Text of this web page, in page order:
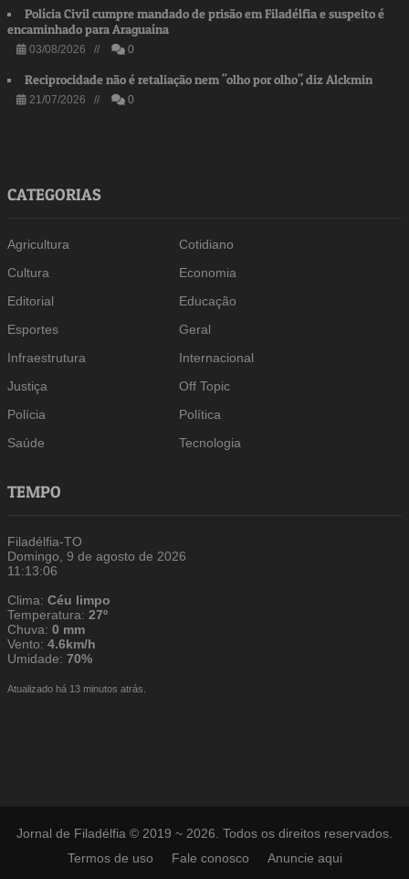
Polícia Civil cumpre mandado de prisão em Filadélfia e suspeito é
encaminhado para Araguaína
03/08/2026 // 0
Reciprocidade não é retaliação nem "olho por olho", diz Alckmin
21/07/2026 // 0
CATEGORIAS
Agricultura
Cotidiano
Cultura
Economia
Editorial
Educação
Esportes
Geral
Infraestrutura
Internacional
Justiça
Off Topic
Polícia
Política
Saúde
Tecnologia
TEMPO
Filadélfia-TO
Domingo, 9 de agosto de 2026
11:13:07
Clima:Céu limpo
Temperatura:27º
Chuva:0 mm
Vento:4.6km/h
Umidade:70%
Atualizado há 13 minutos atrás.
Jornal de Filadélfia © 2019 ~ 2026. Todos os direitos reservados.
Termos de uso
Fale conosco Anuncie aqui